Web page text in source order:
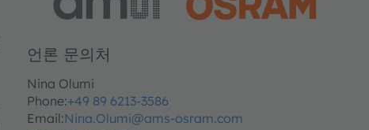
언론 문의처
Nina Olumi
Phone:+49 89 6213-3586
Email:Nina.Olumi@ams-osram.com